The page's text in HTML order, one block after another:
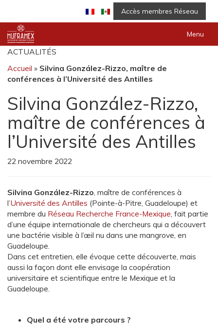
Accès membres Réseau
Menu
ACTUALITÉS
Accueil » Silvina González-Rizzo, maître de
conférences à l’Université des Antilles
Silvina González-Rizzo,
maître de conférences à
l’Université des Antilles
22 novembre 2022
Silvina González-Rizzo, maître de conférences à
l’Université des Antilles (Pointe-à-Pitre, Guadeloupe) et
membre du Réseau Recherche France-Mexique, fait partie
d’une équipe internationale de chercheurs qui a découvert
une bactérie visible à l’œil nu dans une mangrove, en
Guadeloupe.
Dans cet entretien, elle évoque cette découverte, mais
aussi la façon dont elle envisage la coopération
universitaire et scientifique entre le Mexique et la
Guadeloupe.
Quel a été votre parcours ?